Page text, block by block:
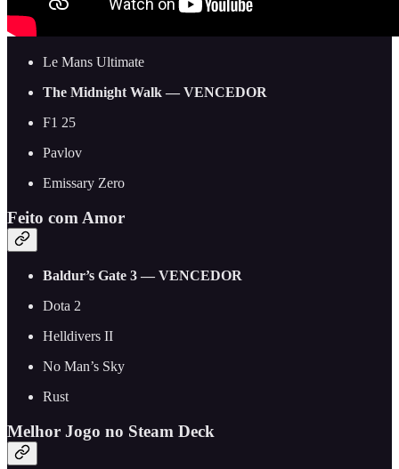
Le Mans Ultimate
The Midnight Walk — VENCEDOR
F1 25
Pavlov
Emissary Zero
Feito com Amor
Baldur’s Gate 3 — VENCEDOR
Dota 2
Helldivers II
No Man’s Sky
Rust
Melhor Jogo no Steam Deck